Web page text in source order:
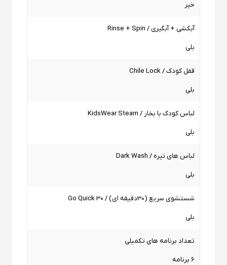
خیر
آبکشی + آبگیری / Rinse + Spin
بلی
قفل کودک / Chile Lock
بلی
لباس کودک با بخار / KidsWear Steam
بلی
لباس های تیره / Dark Wash
بلی
شستشوی سریع (30دقیقه ای) / Go Quick 30
بلی
تعداد برنامه های تکمیلی
6 برنامه